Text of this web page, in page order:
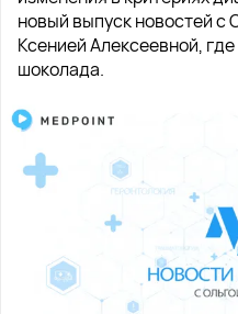
новый выпуск новостей с
Ксенией Алексеевной,
шоколада.